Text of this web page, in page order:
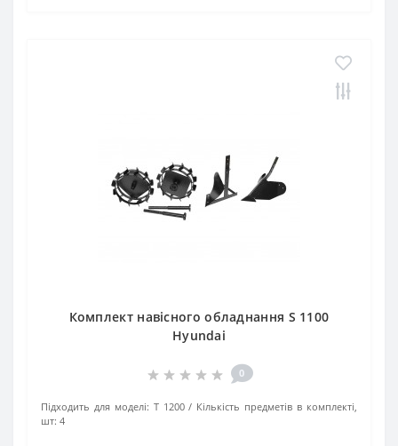
Комплект навісного обладнання S 1100
Hyundai
0
Підходить для моделі: Т 1200
Кількість предметів в комплекті,
шт: 4